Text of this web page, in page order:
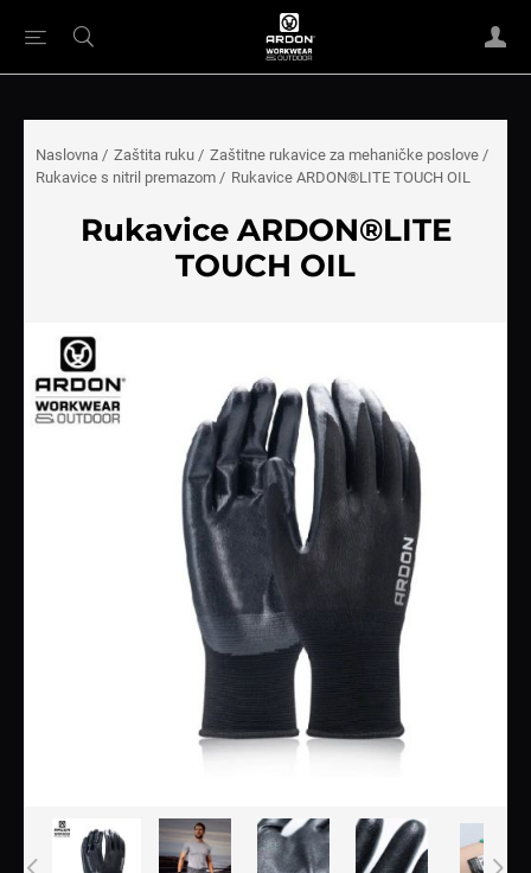
Naslovna / Zaštita ruku / Zaštitne rukavice za mehaničke poslove /
Rukavice s nitril premazom / Rukavice ARDON®LITE TOUCH OIL
Rukavice ARDON®LITE
TOUCH OIL